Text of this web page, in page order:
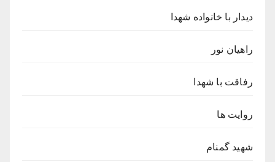
دیدار با خانواده شهدا
راهیان نور
رفاقت با شهدا
روایت ها
شهید گمنام